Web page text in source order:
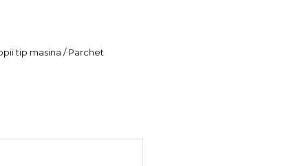
tip masina / Parchet